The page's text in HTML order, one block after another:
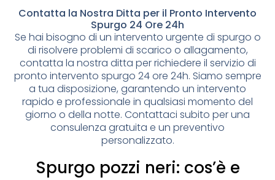
Contatta la Nostra Ditta per il Pronto Intervento
Spurgo 24 Ore 24h
Se hai bisogno di un intervento urgente di spurgo o
di risolvere problemi di scarico o allagamento,
contatta la nostra ditta per richiedere il servizio di
pronto intervento spurgo 24 ore 24h. Siamo sempre
a tua disposizione, garantendo un intervento
rapido e professionale in qualsiasi momento del
giorno o della notte. Contattaci subito per una
consulenza gratuita e un preventivo
personalizzato.
Spurgo pozzi neri: cos’è e